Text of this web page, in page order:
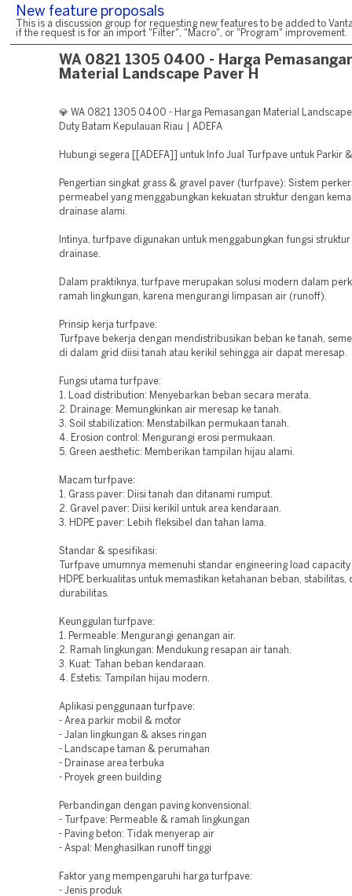
New feature proposals
This is a discussion group for requesting new features to be added to
if the request is for an import "Filter", "Macro", or "Program" improvement.
WA 0821 1305 0400 - Harga
Material Landscape Paver H
💎 WA 0821 1305 0400 - Harga Pemasangan Material
Duty Batam Kepulauan Riau | ADEFA
Hubungi segera [[ADEFA]] untuk Info Jual Turfpave untuk Parkir
Pengertian singkat grass & gravel paver (turfpave): Sistem
permeabel yang menggabungkan kekuatan struktur dengan
drainase alami.
Intinya, turfpave digunakan untuk menggabungkan fungsi
drainase.
Dalam praktiknya, turfpave merupakan solusi modern dalam
ramah lingkungan, karena mengurangi limpasan air (runoff).
Prinsip kerja turfpave:
Turfpave bekerja dengan mendistribusikan beban ke tanah,
di dalam grid diisi tanah atau kerikil sehingga air dapat meresap.
Fungsi utama turfpave:
1. Load distribution: Menyebarkan beban secara merata.
2. Drainage: Memungkinkan air meresap ke tanah.
3. Soil stabilization: Menstabilkan permukaan tanah.
4. Erosion control: Mengurangi erosi permukaan.
5. Green aesthetic: Memberikan tampilan hijau alami.
Macam turfpave:
1. Grass paver: Diisi tanah dan ditanami rumput.
2. Gravel paver: Diisi kerikil untuk area kendaraan.
3. HDPE paver: Lebih fleksibel dan tahan lama.
Standar & spesifikasi:
Turfpave umumnya memenuhi standar engineering load
HDPE berkualitas untuk memastikan ketahanan beban, stabilitas,
durabilitas.
Keunggulan turfpave:
1. Permeable: Mengurangi genangan air.
2. Ramah lingkungan: Mendukung resapan air tanah.
3. Kuat: Tahan beban kendaraan.
4. Estetis: Tampilan hijau modern.
Aplikasi penggunaan turfpave:
- Area parkir mobil & motor
- Jalan lingkungan & akses ringan
- Landscape taman & perumahan
- Drainase area terbuka
- Proyek green building
Perbandingan dengan paving konvensional:
- Turfpave: Permeable & ramah lingkungan
- Paving beton: Tidak menyerap air
- Aspal: Menghasilkan runoff tinggi
Faktor yang mempengaruhi harga turfpave:
- Jenis produk